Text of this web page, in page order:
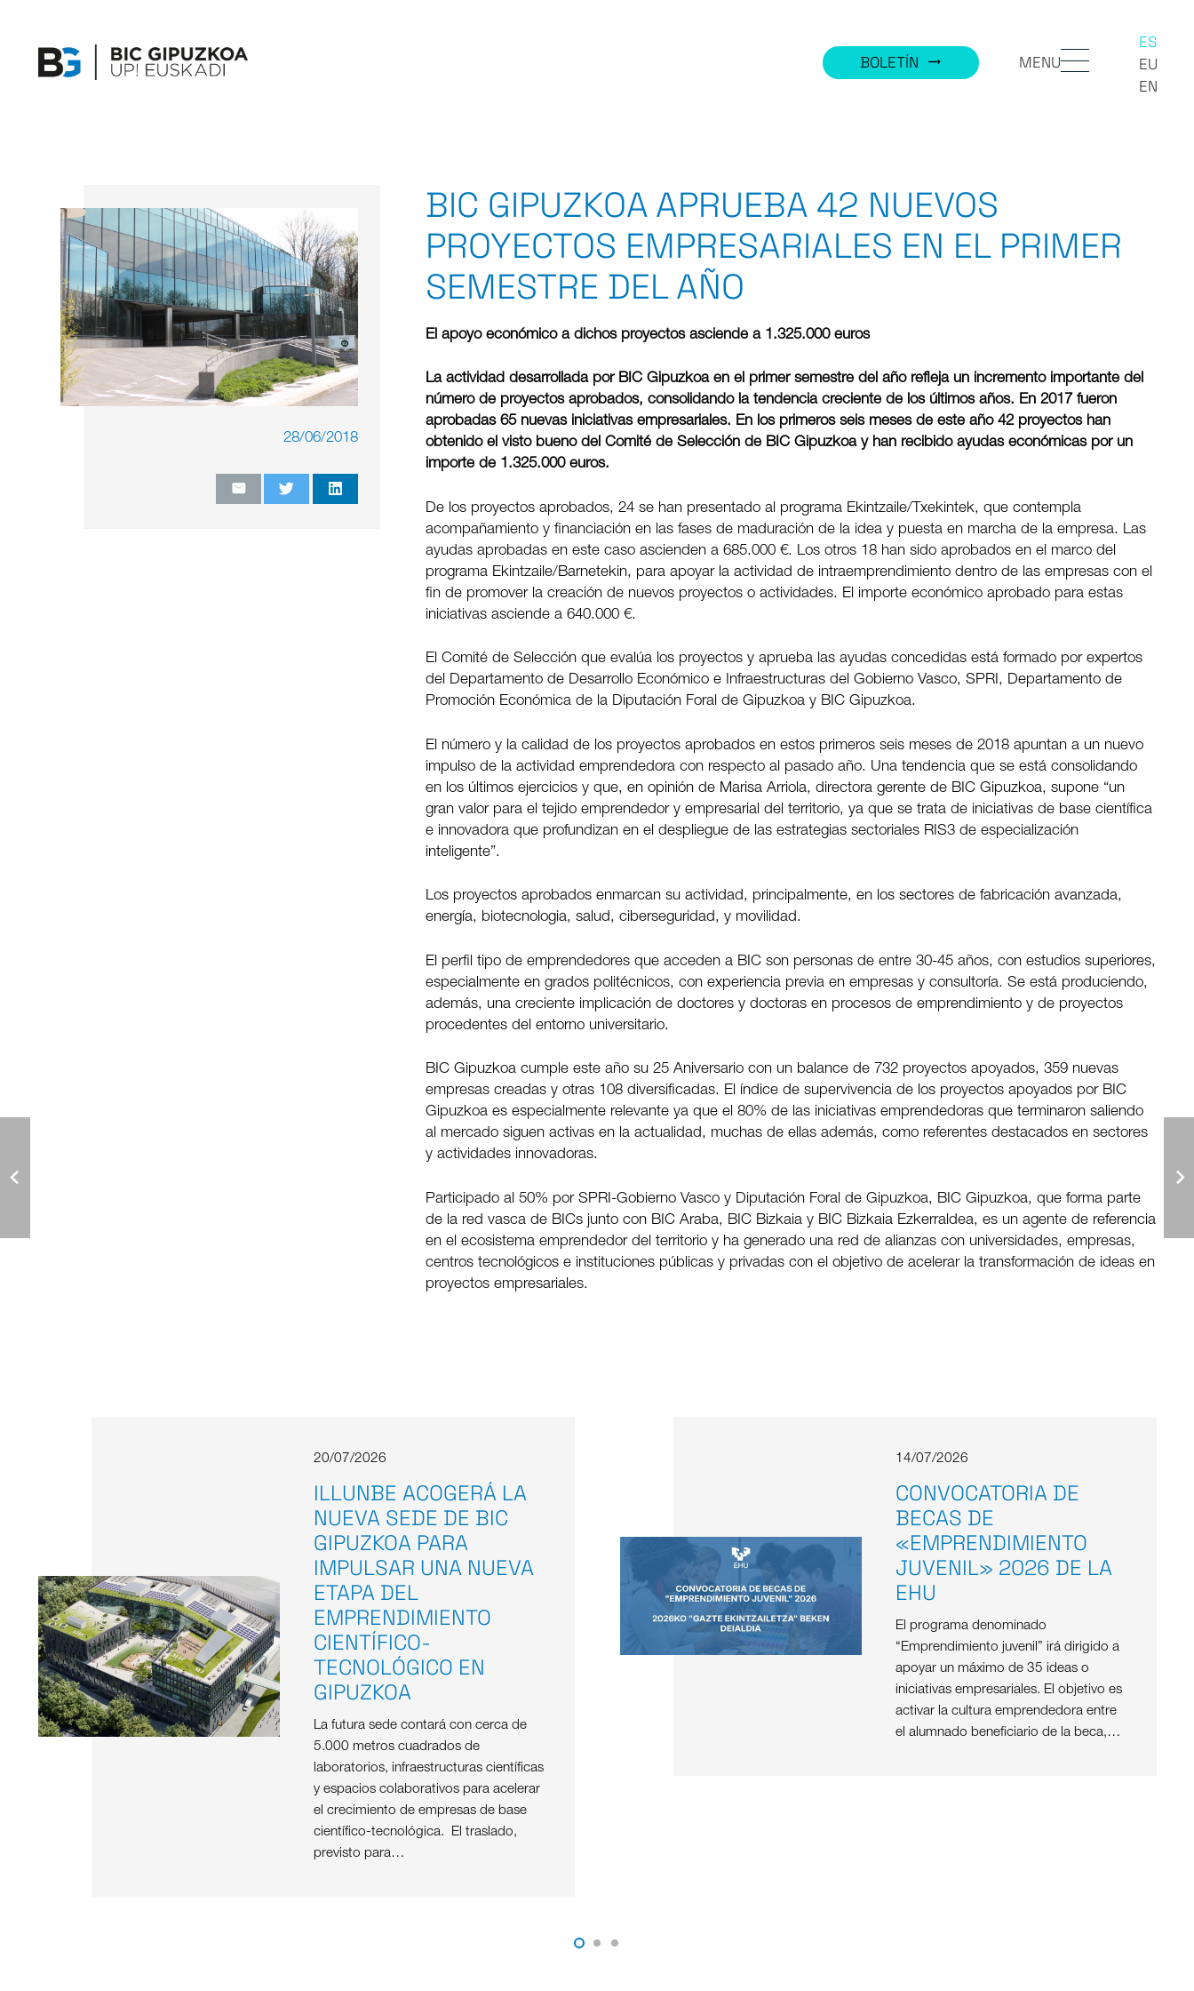
BOLETÍN trending_flat MENU
ES
EU
EN
28/06/2018
BIC GIPUZKOA APRUEBA 42 NUEVOS
PROYECTOS EMPRESARIALES EN EL PRIMER
SEMESTRE DEL AÑO
El apoyo económico a dichos proyectos asciende a 1.325.000 euros
La actividad desarrollada por BIC Gipuzkoa en el primer semestre del año refleja un incremento importante del
número de proyectos aprobados, consolidando la tendencia creciente de los últimos años. En 2017 fueron
aprobadas 65 nuevas iniciativas empresariales. En los primeros seis meses de este año 42 proyectos han
obtenido el visto bueno del Comité de Selección de BIC Gipuzkoa y han recibido ayudas económicas por un
importe de 1.325.000 euros.
De los proyectos aprobados, 24 se han presentado al programa Ekintzaile/Txekintek, que contempla
acompañamiento y financiación en las fases de maduración de la idea y puesta en marcha de la empresa. Las
ayudas aprobadas en este caso ascienden a 685.000 €. Los otros 18 han sido aprobados en el marco del
programa Ekintzaile/Barnetekin, para apoyar la actividad de intraemprendimiento dentro de las empresas con el
fin de promover la creación de nuevos proyectos o actividades. El importe económico aprobado para estas
iniciativas asciende a 640.000 €.
El Comité de Selección que evalúa los proyectos y aprueba las ayudas concedidas está formado por expertos
del Departamento de Desarrollo Económico e Infraestructuras del Gobierno Vasco, SPRI, Departamento de
Promoción Económica de la Diputación Foral de Gipuzkoa y BIC Gipuzkoa.
El número y la calidad de los proyectos aprobados en estos primeros seis meses de 2018 apuntan a un nuevo
impulso de la actividad emprendedora con respecto al pasado año. Una tendencia que se está consolidando
en los últimos ejercicios y que, en opinión de Marisa Arriola, directora gerente de BIC Gipuzkoa, supone “un
gran valor para el tejido emprendedor y empresarial del territorio, ya que se trata de iniciativas de base científica
e innovadora que profundizan en el despliegue de las estrategias sectoriales RIS3 de especialización
inteligente”.
Los proyectos aprobados enmarcan su actividad, principalmente, en los sectores de fabricación avanzada,
energía, biotecnologia, salud, ciberseguridad, y movilidad.
El perfil tipo de emprendedores que acceden a BIC son personas de entre 30-45 años, con estudios superiores,
especialmente en grados politécnicos, con experiencia previa en empresas y consultoría. Se está produciendo,
además, una creciente implicación de doctores y doctoras en procesos de emprendimiento y de proyectos
procedentes del entorno universitario.
BIC Gipuzkoa cumple este año su 25 Aniversario con un balance de 732 proyectos apoyados, 359 nuevas
empresas creadas y otras 108 diversificadas. El índice de supervivencia de los proyectos apoyados por BIC
Gipuzkoa es especialmente relevante ya que el 80% de las iniciativas emprendedoras que terminaron saliendo
al mercado siguen activas en la actualidad, muchas de ellas además, como referentes destacados en sectores
y actividades innovadoras.
Participado al 50% por SPRI-Gobierno Vasco y Diputación Foral de Gipuzkoa, BIC Gipuzkoa, que forma parte
de la red vasca de BICs junto con BIC Araba, BIC Bizkaia y BIC Bizkaia Ezkerraldea, es un agente de referencia
en el ecosistema emprendedor del territorio y ha generado una red de alianzas con universidades, empresas,
centros tecnológicos e instituciones públicas y privadas con el objetivo de acelerar la transformación de ideas en
proyectos empresariales.
20/07/2026
ILLUNBE ACOGERÁ LA
NUEVA SEDE DE BIC
GIPUZKOA PARA
IMPULSAR UNA NUEVA
ETAPA DEL
EMPRENDIMIENTO
CIENTÍFICO-
TECNOLÓGICO EN
GIPUZKOA
La futura sede contará con cerca de
5.000 metros cuadrados de
laboratorios, infraestructuras científicas
y espacios colaborativos para acelerar
el crecimiento de empresas de base
científico-tecnológica. El traslado,
previsto para…
14/07/2026
CONVOCATORIA DE
BECAS DE
«EMPRENDIMIENTO
JUVENIL» 2026 DE LA
EHU
El programa denominado
“Emprendimiento juvenil” irá dirigido a
apoyar un máximo de 35 ideas o
iniciativas empresariales. El objetivo es
activar la cultura emprendedora entre
el alumnado beneficiario de la beca,…